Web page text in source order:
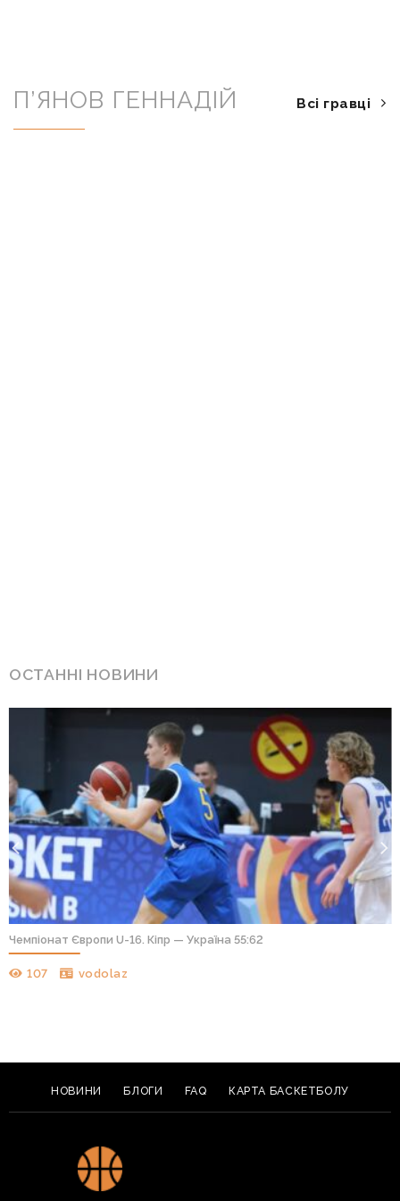
П’ЯНОВ ГЕННАДІЙ Всі гравці
ОСТАННІ НОВИНИ
Чемпіонат Європи U-16. Кіпр — Україна 55:62
107 vodolaz
НОВИНИ БЛОГИ FAQ КАРТА БАСКЕТБОЛУ